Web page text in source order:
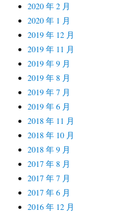
2020 年 2 月
2020 年 1 月
2019 年 12 月
2019 年 11 月
2019 年 9 月
2019 年 8 月
2019 年 7 月
2019 年 6 月
2018 年 11 月
2018 年 10 月
2018 年 9 月
2017 年 8 月
2017 年 7 月
2017 年 6 月
2016 年 12 月